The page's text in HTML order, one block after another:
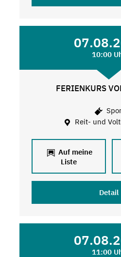
10:00
FERIENKURS
Reit- und
Auf meine
Liste
Detail
11:00